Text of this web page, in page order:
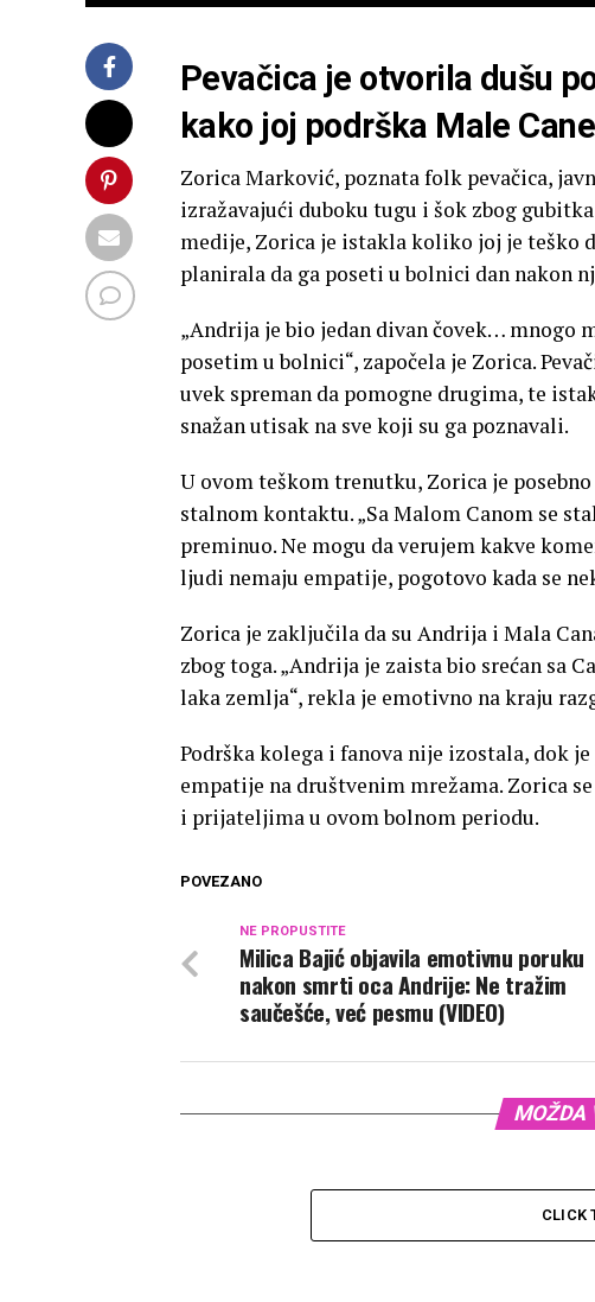
Pevačica je otvorila dušu
kako joj podrška Male
Zorica Marković, poznata folk pevačica,
izražavajući duboku tugu i šok zbog
medije, Zorica je istakla koliko joj je teško
planirala da ga poseti u bolnici dan nakon
„Andrija je bio jedan divan čovek… mnogo
posetim u bolnici“, započela je Zorica.
uvek spreman da pomogne drugima, te
snažan utisak na sve koji su ga poznavali.
U ovom teškom trenutku, Zorica je
stalnom kontaktu. „Sa Malom Canom se
preminuo. Ne mogu da verujem kakve
ljudi nemaju empatije, pogotovo kada se
Zorica je zaključila da su Andrija i Mala
zbog toga. „Andrija je zaista bio srećan sa
laka zemlja“, rekla je emotivno na kraju
Podrška kolega i fanova nije izostala, dok
empatije na društvenim mrežama. Zorica
i prijateljima u ovom bolnom periodu.
POVEZANO
NE PROPUSTITE
Milica Bajić objavila emotivnu poruku
nakon smrti oca Andrije: Ne tražim
saučešće, već pesmu (VIDEO)
MOŽDA
CLICK